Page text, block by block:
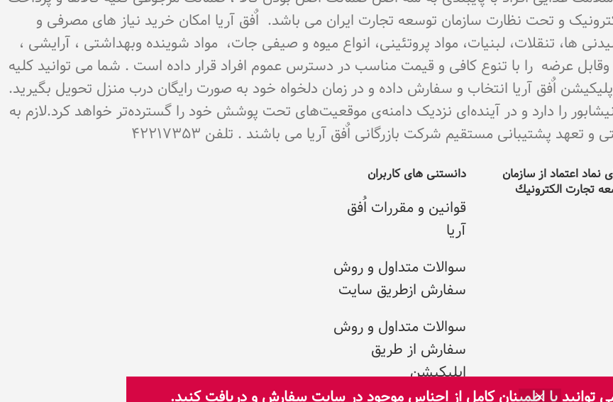
با اطمینان کامل از اجناس موجود در سایت سفارش و دریافت کنید.
و تحت نظارت سازمان توسعه تجارت ایران می باشد. اٌفق آریا امکان خرید نیاز های مصرفی و
ها، تنقلات، لبنیات، مواد پروتئینی، انواع میوه و صیفی جات، مواد شوینده وبهداشتی ، آرایشی ،
وقابل عرضه را با تنوع کافی و قیمت مناسب در دسترس عموم افراد قرار داده است . شما می توانید کلیه
اٌفق آریا انتخاب و سفارش داده و در زمان دلخواه خود به صورت رایگان درب منزل تحویل بگیرید.
را دارد و در آینده‌ای نزدیک دامنه‌ی موقعیت‌های تحت پوشش خود را گسترده‌تر خواهد کرد.لازم به
پشتیبانی مستقیم شرکت بازرگانی اٌفق آریا می باشند . تلفن 42217353
نماد اعتماد از سازمان
تجارت الکترونيك
دانستنی های کاربران
قوانین و مقررات اُفق
آریا
سوالات متداول و روش
سفارش ازطریق سایت
سوالات متداول و روش
سفارش از طریق
اپلیکیشن